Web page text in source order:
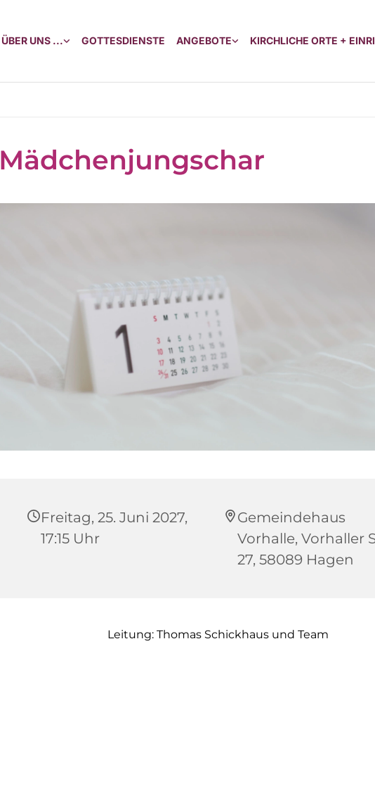
ÜBER UNS ... GOTTESDIENSTE ANGEBOTE KIRCHLICHE ORTE +
Mädchenjungschar
Freitag, 25. Juni 2027,
17:15 Uhr
Gemeindehaus
Vorhalle, Vorhaller
27, 58089 Hagen
Leitung: Thomas Schickhaus und Team